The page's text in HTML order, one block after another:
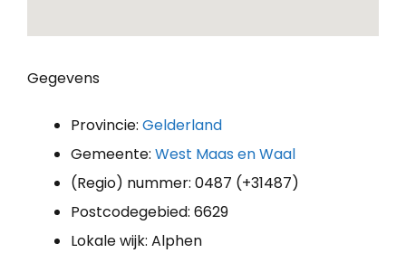
Gegevens
Provincie: Gelderland
Gemeente: West Maas en Waal
(Regio) nummer: 0487 (+31487)
Postcodegebied: 6629
Lokale wijk: Alphen